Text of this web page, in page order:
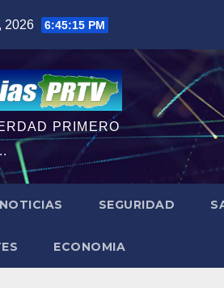
2026 6:45:16 PM
PRIMERO
NOTICIAS SEGURIDAD
ECONOMIA